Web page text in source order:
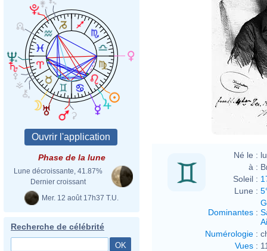
Phase de la lune
Lune décroissante, 41.87%
Dernier croissant
Mer. 12 août 17h37 T.U.
Recherche de célébrité
Né le :
à :
Soleil :
Lune :
Dominantes :
Numérologie :
Vues :